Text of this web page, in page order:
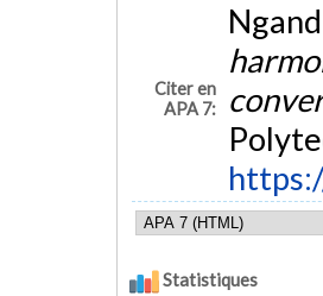
Citer en
APA 7:
Statistiques